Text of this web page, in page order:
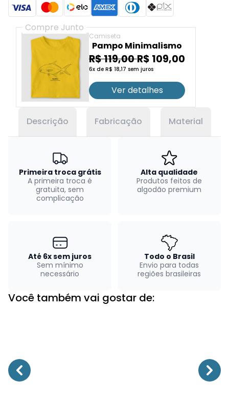
Compre Junto
Camiseta
Pampo Minimalismo
R$ 119,00 R$ 109,00
6x de R$ 18,17 sem juros
Ver detalhes
Descrição Fabricação Material
Primeira troca grátis
A primeira troca é
gratuita, sem
complicação
Alta qualidade
Produtos feitos de
algodão premium
Até 6x sem juros
Sem mínimo
necessário
Todo o Brasil
Envio para todas
regiões brasileiras
Você também vai gostar de: